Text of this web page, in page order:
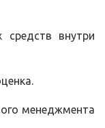
средств внутри
менеджмента